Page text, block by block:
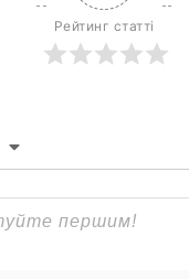
Рейтинг статті